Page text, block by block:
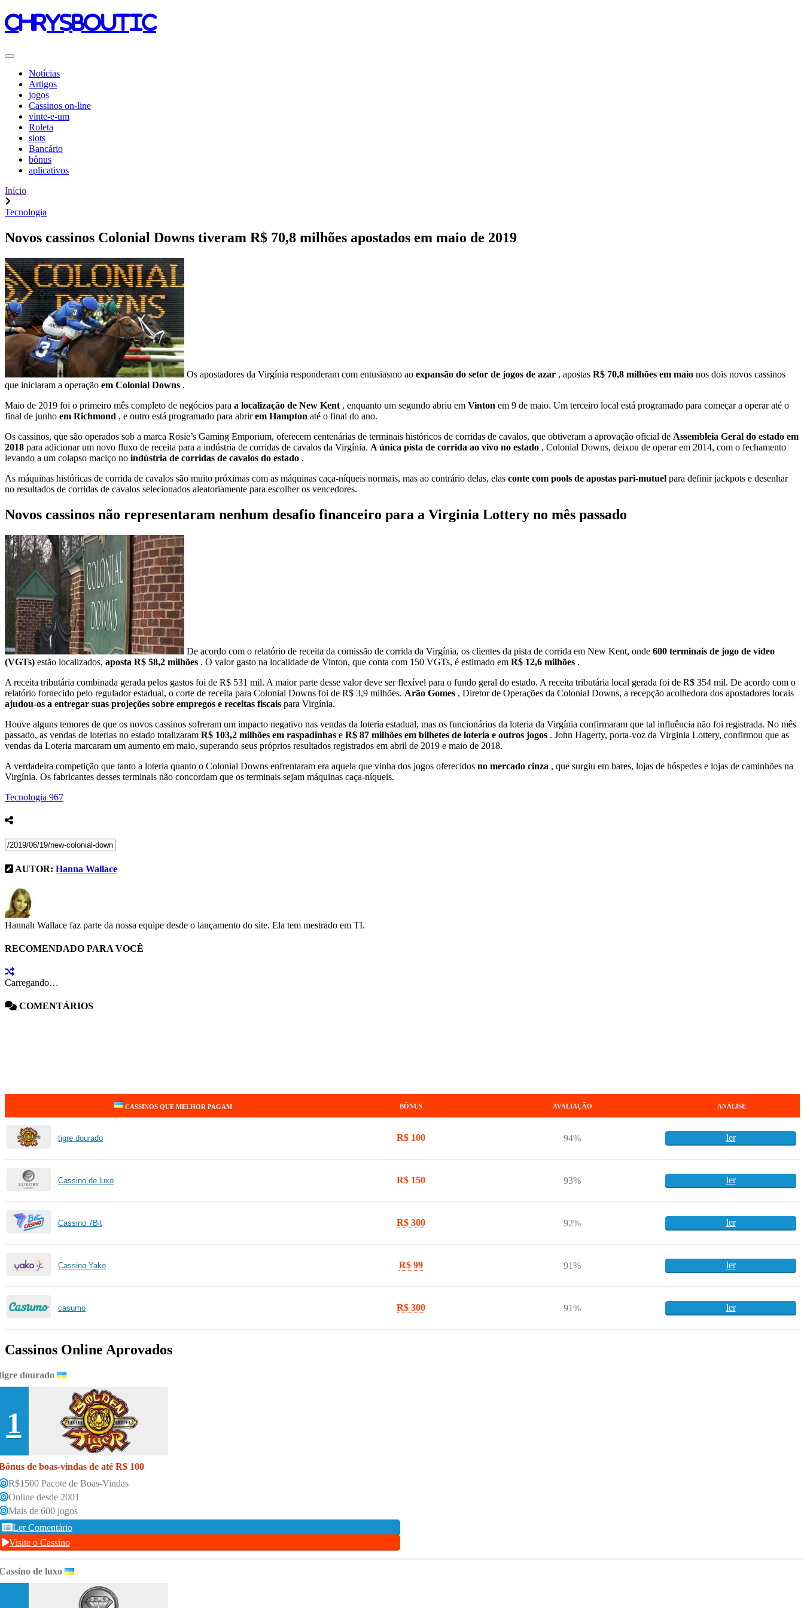
chrysboutic
Notícias
Artigos
jogos
Cassinos on-line
vinte-e-um
Roleta
slots
Bancário
bônus
aplicativos
Início
Tecnologia
Novos cassinos Colonial Downs tiveram R$ 70,8 milhões apostados em maio de 2019
Os apostadores da Virgínia responderam com entusiasmo ao expansão do setor de jogos de azar , apostas R$ 70,8 milhões em maio nos dois novos cassinos
que iniciaram a operação em Colonial Downs .
Maio de 2019 foi o primeiro mês completo de negócios para a localização de New Kent , enquanto um segundo abriu em Vinton em 9 de maio. Um terceiro local está programado para começar a operar até o
final de junho em Richmond , e outro está programado para abrirem Hampton até o final do ano.
Os cassinos, que são operados sob a marca Rosie’s Gaming Emporium, oferecem centenárias de terminais históricos de corridas de cavalos, que obtiveram a aprovação oficial de Assembleia Geral do estado em
2018 para adicionar um novo fluxo de receita para a indústria de corridas de cavalos da Virgínia. A única pista de corrida ao vivo no estado , Colonial Downs, deixou de operar em 2014, com o fechamento
levando a um colapso maciço no indústria de corridas de cavalos do estado .
As máquinas históricas de corrida de cavalos são muito próximas com as máquinas caça-níqueis normais, mas ao contrário delas, elas conte com pools de apostas pari-mutuel para definir jackpots e desenhar
no resultados de corridas de cavalos selecionados aleatoriamente para escolher os vencedores.
Novos cassinos não representaram nenhum desafio financeiro para a Virginia Lottery no mês passado
De acordo com o relatório de receita da comissão de corrida da Virgínia, os clientes da pista de corrida em New Kent, onde 600 terminais de jogo de vídeo
(VGTs) estão localizados, aposta R$ 58,2 milhões . O valor gasto na localidade de Vinton, que conta com 150 VGTs, é estimado em R$ 12,6 milhões .
A receita tributária combinada gerada pelos gastos foi de R$ 531 mil. A maior parte desse valor deve ser flexível para o fundo geral do estado. A receita tributária local gerada foi de R$ 354 mil. De acordo com o
relatório fornecido pelo regulador estadual, o corte de receita para Colonial Downs foi de R$ 3,9 milhões. Arão Gomes , Diretor de Operações da Colonial Downs, a recepção acolhedora dos apostadores locais
ajudou-os a entregar suas projeções sobre empregos e receitas fiscais para Virgínia.
Houve alguns temores de que os novos cassinos sofreram um impacto negativo nas vendas da loteria estadual, mas os funcionários da loteria da Virgínia confirmaram que tal influência não foi registrada. No mês
passado, as vendas de loterias no estado totalizaram R$ 103,2 milhões em raspadinhas e R$ 87 milhões em bilhetes de loteria e outros jogos . John Hagerty, porta-voz da Virginia Lottery, confirmou que as
vendas da Loteria marcaram um aumento em maio, superando seus próprios resultados registrados em abril de 2019 e maio de 2018.
A verdadeira competição que tanto a loteria quanto o Colonial Downs enfrentaram era aquela que vinha dos jogos oferecidos no mercado cinza , que surgiu em bares, lojas de hóspedes e lojas de caminhões na
Virgínia. Os fabricantes desses terminais não concordam que os terminais sejam máquinas caça-níqueis.
Tecnologia 967
AUTOR: Hanna Wallace
Hannah Wallace faz parte da nossa equipe desde o lançamento do site. Ela tem mestrado em TI.
RECOMENDADO PARA VOCÊ
Carregando…
COMENTÁRIOS
CASSINOS QUE MELHOR PAGAM BÔNUS AVALIAÇÃO ANÁLISE
tigre dourado R$ 100 94% ler
Cassino de luxo R$ 150 93% ler
Cassino 7Bit R$ 300 92% ler
Cassino Yako R$ 99 91% ler
casumo R$ 300 91% ler
Cassinos Online Aprovados
dourado
1
de boas-vindas de até R$ 100
R$1500 Pacote de Boas-Vindas
Online desde 2001
Mais de 600 jogos
Ler Comentário
Visite o Cassino
de luxo